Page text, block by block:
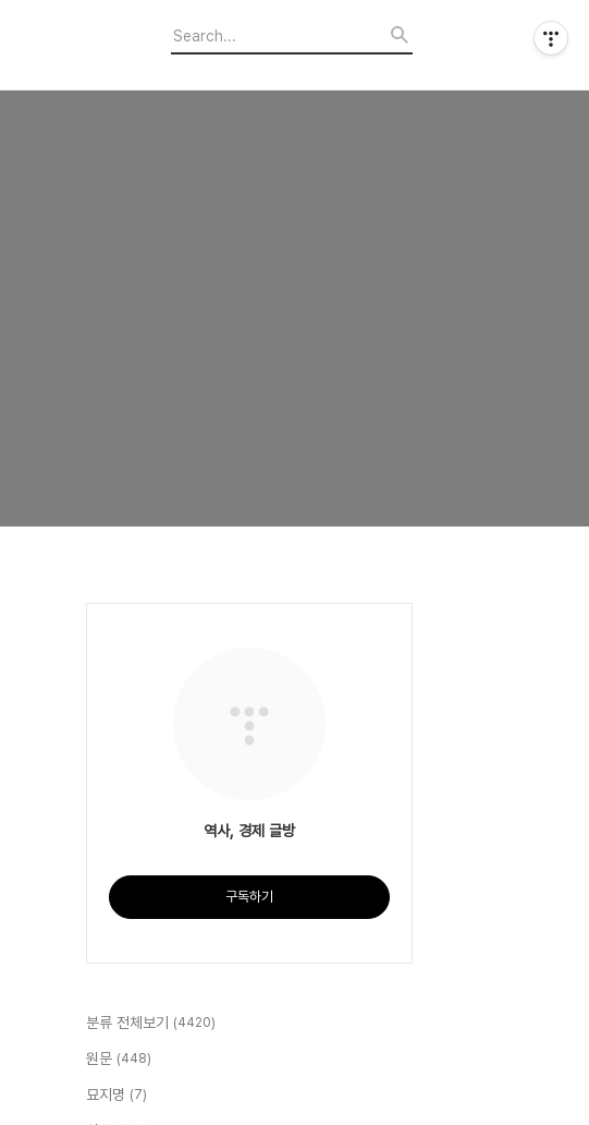
역사, 경제 글방
구독하기
분류 전체보기 (4420)
원문 (448)
묘지명 (7)